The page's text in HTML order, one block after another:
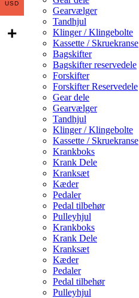
Gearvælger
Tandhjul
Klinger / Klingebolte
Kassette / Skruekranse
Bagskifter
Bagskifter reservedele
Forskifter
Forskifter Reservedele
Gear dele
Gearvælger
Tandhjul
Klinger / Klingebolte
Kassette / Skruekranse
Krankboks
Krank Dele
Kranksæt
Kæder
Pedaler
Pedal tilbehør
Pulleyhjul
Krankboks
Krank Dele
Kranksæt
Kæder
Pedaler
Pedal tilbehør
Pulleyhjul
USD